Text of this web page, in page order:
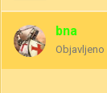
bna
Objavljeno